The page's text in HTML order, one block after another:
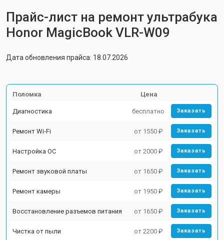
Прайс-лист на ремонт ультрабука
Honor MagicBook VLR-W09
Дата обновления прайса: 18.07.2026
Поломка Цена
Диагностика бесплатно Заказать
Ремонт Wi-Fi от 1550 ₽ Заказать
Настройка ОС от 2000 ₽ Заказать
Ремонт звуковой платы от 1650 ₽ Заказать
Ремонт камеры от 1950 ₽ Заказать
Восстановление разъемов питания от 1650 ₽ Заказать
Чистка от пыли от 2200 ₽ Заказать